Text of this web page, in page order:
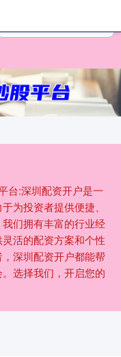
台:深圳配资开户是一
为投资者提供便捷、
们拥有丰富的行业经
活的配资方案和个性
深圳配资开户都能帮
选择我们，开启您的